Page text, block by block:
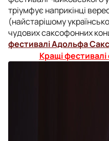
тріумфує наприкінці
(найстарішому
чудових саксофонних
фестивалі Адольфа
Кращі фестивалі